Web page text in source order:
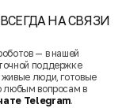
ВСЕГДА НА СВЯЗИ
— в нашей
поддержке
живые люди, готовые
любым вопросам в
Telegram.